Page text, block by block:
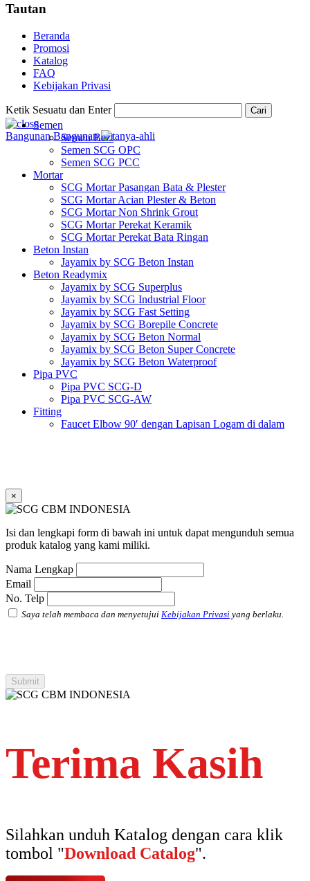
Tautan
Beranda
Promosi
Katalog
FAQ
Kebijakan Privasi
Ketik Sesuatu dan Enter Cari
Bangunan Bangunan
Semen
Semen Bezt
Semen SCG OPC
Semen SCG PCC
Mortar
SCG Mortar Pasangan Bata & Plester
SCG Mortar Acian Plester & Beton
SCG Mortar Non Shrink Grout
SCG Mortar Perekat Keramik
SCG Mortar Perekat Bata Ringan
Beton Instan
Jayamix by SCG Beton Instan
Beton Readymix
Jayamix by SCG Superplus
Jayamix by SCG Industrial Floor
Jayamix by SCG Fast Setting
Jayamix by SCG Borepile Concrete
Jayamix by SCG Beton Normal
Jayamix by SCG Beton Super Concrete
Jayamix by SCG Beton Waterproof
Pipa PVC
Pipa PVC SCG-D
Pipa PVC SCG-AW
Fitting
Faucet Elbow 90′ dengan Lapisan Logam di dalam
Plug SCG AW
Atap Akrilik Shinkolite Shade
Atap Akrilik Shinkolite Heat Cut
×
Isi dan lengkapi form di bawah ini untuk dapat mengunduh semua
produk katalog yang kami miliki.
Nama Lengkap
Email
No. Telp
Saya telah membaca dan menyetujui Kebijakan Privasi yang berlaku.
Terima Kasih
Silahkan unduh Katalog dengan cara klik
tombol "Download Catalog".